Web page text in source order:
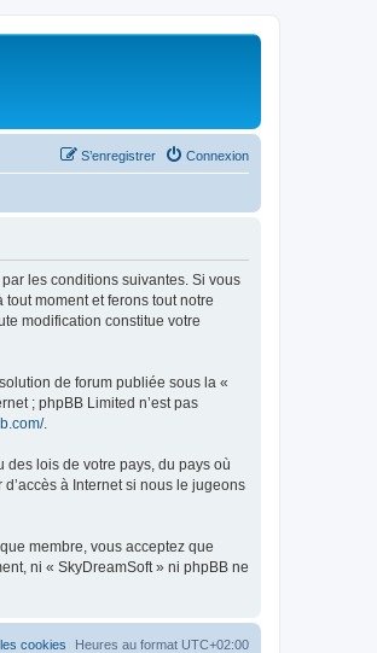
Connexion
S’enregistrer
les conditions suivantes. Si vous
moment et ferons tout notre
modification constitue votre
de forum publiée sous la «
; phpBB Limited n’est pas
.
lois de votre pays, du pays où
à Internet si nous le jugeons
membre, vous acceptez que
ni « SkyDreamSoft » ni phpBB ne
Heures au format UTC+02:00
cookies